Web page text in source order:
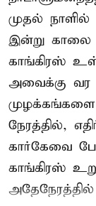
முதல் நாளில்
இன்று காலை
காங்கிரஸ்
அவைக்கு வர
முழக்கங்களை
நேரத்தில்,
கார்கேவை
காங்கிரஸ்